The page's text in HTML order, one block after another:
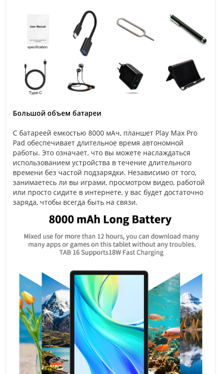
Большой объем батареи
С батареей емкостью 8000 мАч, планшет Play Max Pro
Pad обеспечивает длительное время автономной
работы. Это означает, что вы можете наслаждаться
использованием устройства в течение длительного
времени без частой подзарядки. Независимо от того,
занимаетесь ли вы играми, просмотром видео, работой
или просто сидите в интернете, у вас будет достаточно
заряда, чтобы всегда быть на связи.